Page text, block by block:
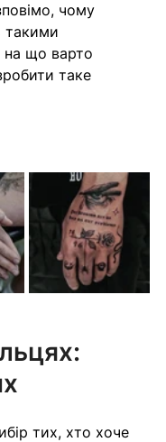
чому
такими
на що варто
таке
тих, хто хоче